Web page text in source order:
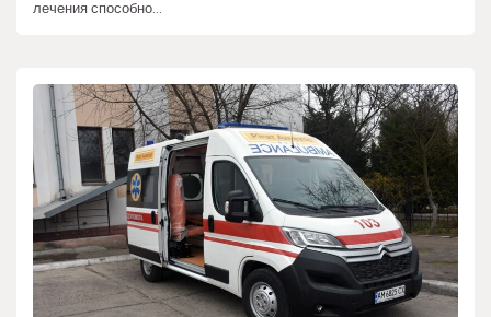
лечения способно…